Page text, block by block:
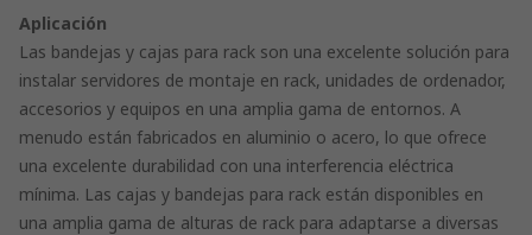
Aplicación
Las bandejas y cajas para rack son una excelente solución para
instalar servidores de montaje en rack, unidades de ordenador,
accesorios y equipos en una amplia gama de entornos. A
menudo están fabricados en aluminio o acero, lo que ofrece
una excelente durabilidad con una interferencia eléctrica
mínima. Las cajas y bandejas para rack están disponibles en
una amplia gama de alturas de rack para adaptarse a diversas